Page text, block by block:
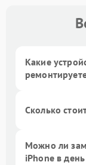
Какие
Сколько
Можно ли
iPhone в